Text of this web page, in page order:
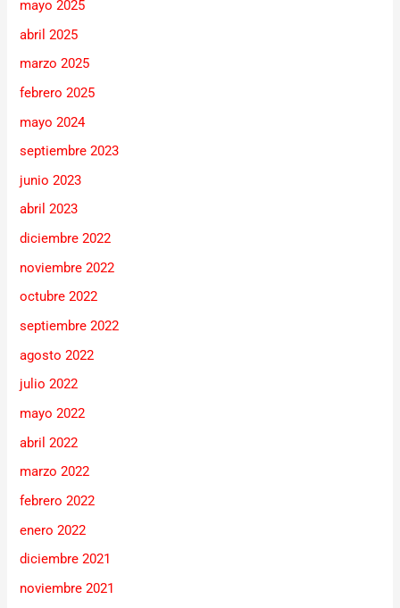
mayo 2025
abril 2025
marzo 2025
febrero 2025
mayo 2024
septiembre 2023
junio 2023
abril 2023
diciembre 2022
noviembre 2022
octubre 2022
septiembre 2022
agosto 2022
julio 2022
mayo 2022
abril 2022
marzo 2022
febrero 2022
enero 2022
diciembre 2021
noviembre 2021